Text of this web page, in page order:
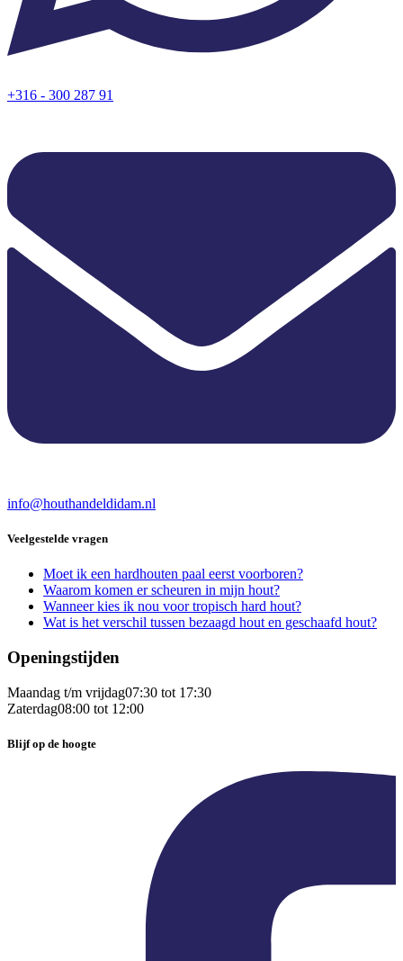
+316 - 300 287 91
info@houthandeldidam.nl
Veelgestelde vragen
Moet ik een hardhouten paal eerst voorboren?
Waarom komen er scheuren in mijn hout?
Wanneer kies ik nou voor tropisch hard hout?
Wat is het verschil tussen bezaagd hout en geschaafd hout?
Openingstijden
Maandag t/m vrijdag07:30 tot 17:30
Zaterdag08:00 tot 12:00
Blijf op de hoogte